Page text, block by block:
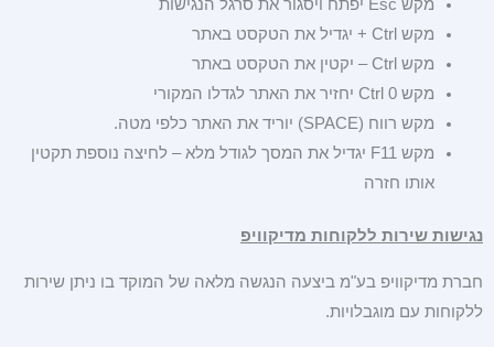
מקש Esc יפתח ויסגור את סרגל הנגישות
מקש Ctrl + יגדיל את הטקסט באתר
מקש Ctrl – יקטין את הטקסט באתר
מקש Ctrl 0 יחזיר את האתר לגדלו המקורי
מקש רווח (SPACE) יוריד את האתר כלפי מטה.
מקש F11 יגדיל את המסך לגודל מלא – לחיצה נוספת תקטין
אותו חזרה
נגישות שירות ללקוחות מדיקוויפ
חברת מדיקוויפ בע"מ ביצעה הנגשה מלאה של המוקד בו ניתן שירות
ללקוחות עם מוגבלויות.